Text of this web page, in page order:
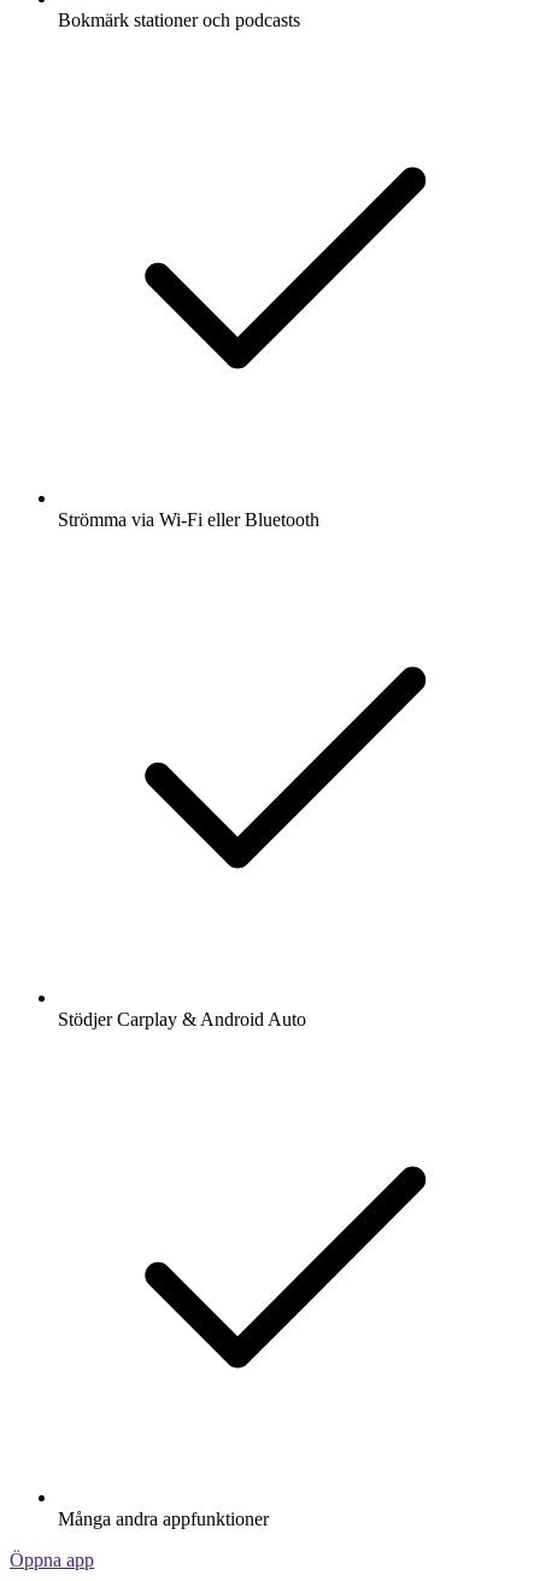
Bokmärk stationer och podcasts
Strömma via Wi-Fi eller Bluetooth
Stödjer Carplay & Android Auto
Många andra appfunktioner
Öppna app